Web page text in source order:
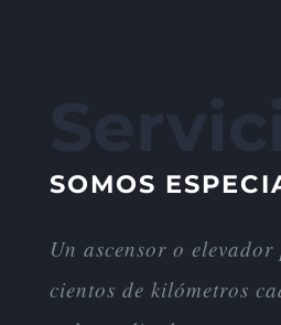
SOMOS
Un ascensor o
cientos de kilómetros